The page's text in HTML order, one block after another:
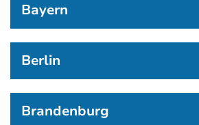
Bayern
Berlin
Brandenburg